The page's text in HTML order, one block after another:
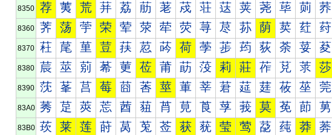
8350 荐 荑 荒 荓 荔 荕 荖 荗 荘 荙 荚 荛 荜 荝 荞
8360 荠 荡 荢 荣 荤 荥 荦 荧 荨 荩 荪 荫 荬 荭 荮
8370 荰 荱 荲 荳 荴 荵 荶 荷 荸 荹 荺 荻 荼 荽 荾
8380 莀 莁 莂 莃 莄 莅 莆 莇 莈 莉 莊 莋 莌 莍 莎
8390 莐 莑 莒 莓 莔 莕 莖 莗 莘 莙 莚 莛 莜 莝 莞
83A0 莠 莡 莢 莣 莤 莥 莦 莧 莨 莩 莪 莫 莬 莭 莮
83B0 莰 莱 莲 莳 莴 莵 莶 获 莸 莹 莺 莻 莼 莽 莾